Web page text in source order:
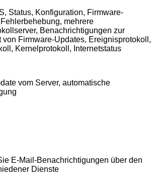
Status, Konfiguration, Firmware-
mehrere
Benachrichtigungen zur
von Firmware-Updates, Ereignisprotokoll,
Kernelprotokoll, Internetstatus
vom Server, automatische
E-Mail-Benachrichtigungen über den
Dienste